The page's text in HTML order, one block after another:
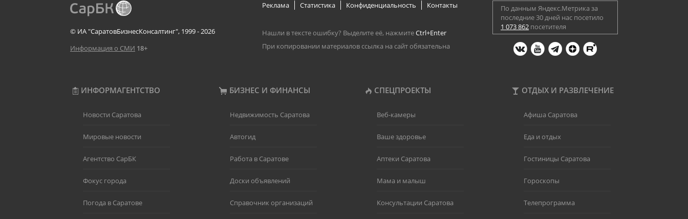
© ИА "СаратовБизнесКонсалтинг", 1999 - 2026
Информация о СМИ 18+
Реклама Статистика Конфиденциальность Контакты
Нашли в тексте ошибку? Выделите её, нажмитеCtrl+Enter
При копировании материалов ссылка на сайт обязательна
По данным Яндекс.Метрика за
последние 30 дней нас посетило
1 073 862 посетителя
ИНФОРМАГЕНТСТВО БИЗНЕС И ФИНАНСЫ СПЕЦПРОЕКТЫ ОТДЫХ И РАЗВЛЕЧЕНИЕ
Новости Саратова
Мировые новости
Агентство СарБК
Фокус города
Погода в Саратове
Недвижимость Саратова
Автогид
Работа в Саратове
Доски объявлений
Справочник организаций
Веб-камеры
Ваше здоровье
Аптеки Саратова
Мама и малыш
Консультации Саратова
Афиша Саратова
Еда и отдых
Гостиницы Саратова
Гороскопы
Телепрограмма